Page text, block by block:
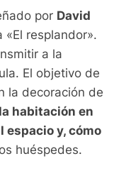
por David
resplandor».
a la
El objetivo de
la decoración de
habitación en
espacio y, cómo
huéspedes.